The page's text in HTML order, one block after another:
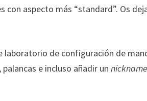
aspecto más “standard”. Os
laboratorio de configuración de
e incluso añadir unnickname